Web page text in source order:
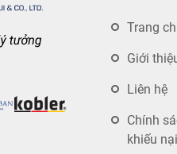
Trang
Giới
Liên hệ
Chính
khiếu nại